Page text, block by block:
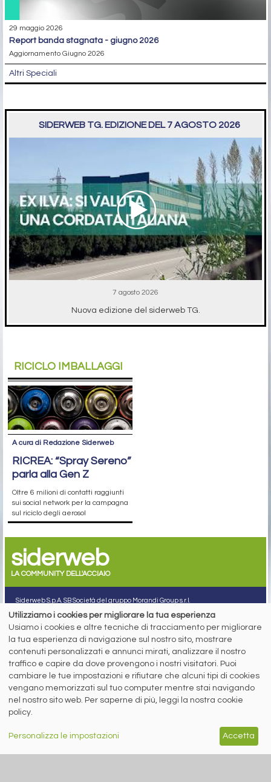
29 maggio 2026
report banda stagnata - giugno 2026
Aggiornamento Giugno 2026
Altri Speciali
SIDERWEB TG. EDIZIONE DEL 7 AGOSTO 2026
7 agosto 2026
Nuova edizione del siderweb TG.
RICICLO IMBALLAGGI
A cura di Redazione Siderweb
RICREA: “Spray Sereno”
parla alla Gen Z
Oltre 6 milioni di contatti raggiunti
sui social network per la campagna
sul riciclo degli aerosol
siderweb
LA COMMUNITY DELL'ACCIAIO
Siderweb S.p.A. SB Società del gruppo Morandi Group s.r.l.
ISSN 2532-2982
Sede sociale: Flero (Brescia) Via Don Milani 5
+39 030 254 00 06
E.
info@siderweb.com
Copyright siderweb spa sb
Tutti i diritti sono riservati
Privacy policy
Digital Services Act Policy
MENU
SEGUICI SUI NOSTRI
SOCIAL NETWORK
Utilizziamo i cookies per migliorare la tua esperienza
Usiamo i cookies e altre tecniche di tracciamento per migliorare
la tua esperienza di navigazione sul nostro sito, mostrare
contenuti personalizzati e annunci mirati, analizzare il nostro
traffico e capire da dove provengono i nostri visitatori. Puoi
cambiare le tue impostazioni e rifiutare che alcuni tipi di cookies
vengano memorizzati sul tuo computer mentre stai navigando
nel nostro sito web. Per saperne di più, leggi la nostra cookie
policy.
Personalizza le impostazioni Accetta